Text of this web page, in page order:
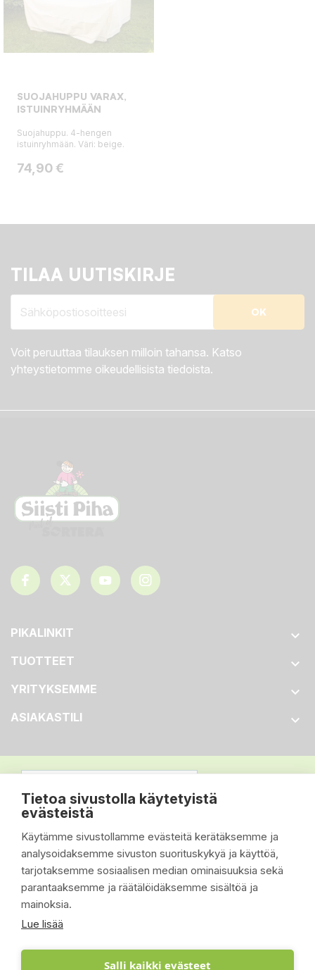
Tietoa sivustolla käytetyistä
evästeistä
Käytämme sivustollamme evästeitä kerätäksemme ja
analysoidaksemme sivuston suorituskykyä ja käyttöä,
tarjotaksemme sosiaalisen median ominaisuuksia sekä
parantaaksemme ja räätälöidäksemme sisältöä ja
mainoksia.
Lue lisää
Salli kaikki evästeet
SUOJAHUPPU VARAX,
ISTUINRYHMÄÄN
Suojahuppu. 4-hengen
istuinryhmään. Väri: beige.
Hinta
74,90 €
TILAA UUTISKIRJE
Voit peruuttaa tilauksen milloin tahansa. Katso
yhteystietomme oikeudellisista tiedoista.
PIKALINKIT 
TUOTTEET 
YRITYKSEMME 
ASIAKASTILI 